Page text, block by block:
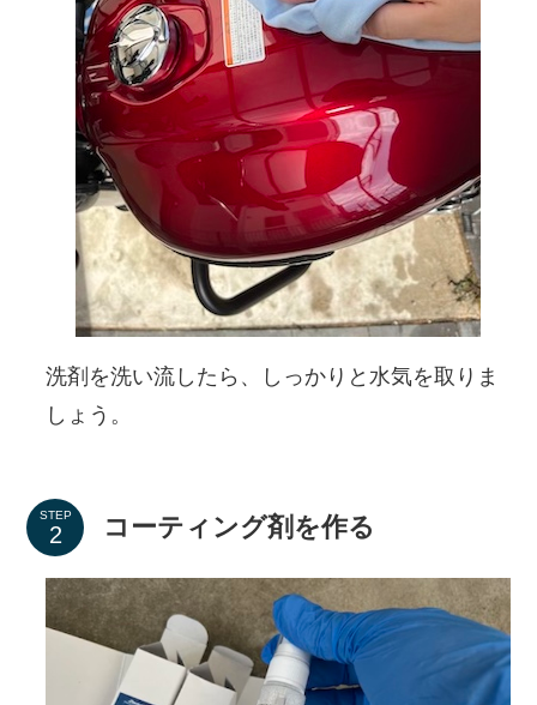
洗剤を洗い流したら、しっかりと水気を取りま
しょう。
STEP コーティング剤を作る